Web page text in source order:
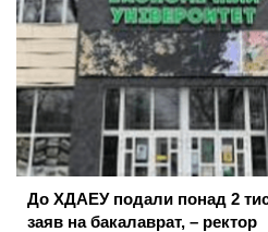
До ХДАЕУ подали понад 2
заяв на бакалаврат, – ректор